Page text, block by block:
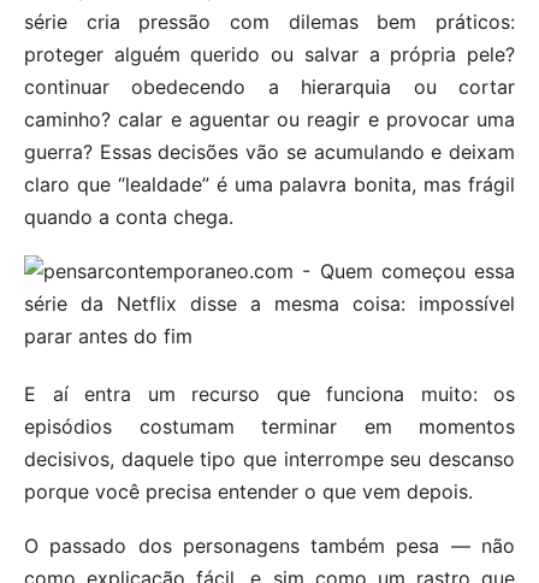
série cria pressão com dilemas bem práticos:
proteger alguém querido ou salvar a própria pele?
continuar obedecendo a hierarquia ou cortar
caminho? calar e aguentar ou reagir e provocar uma
guerra? Essas decisões vão se acumulando e deixam
claro que “lealdade” é uma palavra bonita, mas frágil
quando a conta chega.
E aí entra um recurso que funciona muito: os
episódios costumam terminar em momentos
decisivos, daquele tipo que interrompe seu descanso
porque você precisa entender o que vem depois.
O passado dos personagens também pesa — não
como explicação fácil, e sim como um rastro que